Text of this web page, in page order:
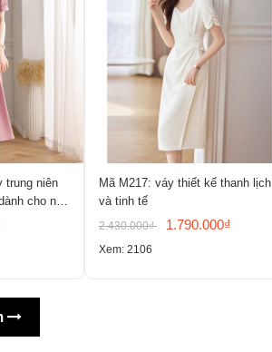
trung niên
cho nữ,
Mã M217: váy thiết kế thanh lịch
và tinh tế
2.430.000₫ 1.790.000₫
Xem: 2106